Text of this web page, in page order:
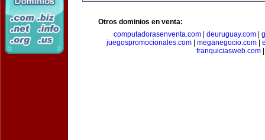
Otros dominios en venta:
computadorasenventa.com| deuruguay.com|
juegospromocionales.com
meganegocio.com
franquiciasweb.com|